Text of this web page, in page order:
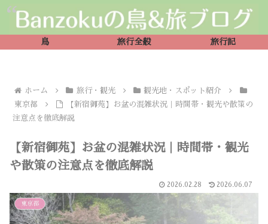
鳥 旅行全般 旅行記
ホーム 旅行・観光
観光地・スポット紹介
東京都
【新宿御苑】お盆の混雑状況｜時間帯・観光や散策の
注意点を徹底解説
【新宿御苑】お盆の混雑状況｜時間帯・観光
や散策の注意点を徹底解説
2026.02.28 2026.06.07
東京都